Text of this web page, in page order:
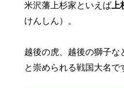
米沢藩上杉家といえば上
けんしん）。
越後の虎、越後の獅子な
と崇められる戦国大名で